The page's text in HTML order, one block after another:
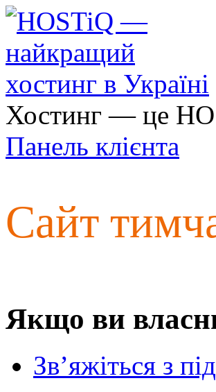
Хостинг — це
Панель клієнта
Сайт
Якщо ви
Зв’яжіться з